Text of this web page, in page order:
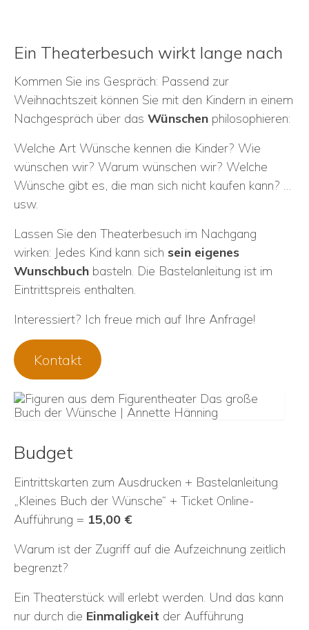
Ein Theaterbesuch wirkt lange nach
Kommen Sie ins Gespräch: Passend zur
Weihnachtszeit können Sie mit den Kindern in einem
Nachgespräch über das Wünschen philosophieren:
Welche Art Wünsche kennen die Kinder? Wie
wünschen wir? Warum wünschen wir? Welche
Wünsche gibt es, die man sich nicht kaufen kann? …
usw.
Lassen Sie den Theaterbesuch im Nachgang
wirken: Jedes Kind kann sich sein eigenes
Wunschbuch basteln. Die Bastelanleitung ist im
Eintrittspreis enthalten.
Interessiert? Ich freue mich auf Ihre Anfrage!
Kontakt
Budget
Eintrittskarten zum Ausdrucken + Bastelanleitung
„Kleines Buch der Wünsche“ + Ticket Online-
Aufführung = 15,00 €
Warum ist der Zugriff auf die Aufzeichnung zeitlich
begrenzt?
Ein Theaterstück will erlebt werden. Und das kann
nur durch die Einmaligkeit der Aufführung